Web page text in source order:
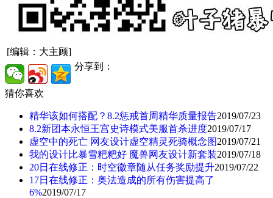
[编辑：大主顾]
分享到：
猜你喜欢
精华该如何搭配？8.2惩戒首周精华质量报告2019/07/23
8.2新团本永恒王宫史诗模式美服首杀进度2019/07/17
虚空中的死亡 网友设计虚空精灵死骑概念图2019/07/21
我的设计比暴雪粑粑好 魔兽网友设计新套装2019/07/18
20日在线修正：时空徽章随从任务奖励提升2019/07/22
17日在线修正：奥法造成的所有伤害提高了
6%2019/07/17